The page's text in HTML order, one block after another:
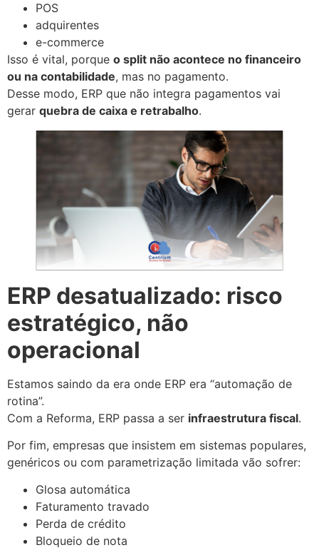
POS
adquirentes
e-commerce
Isso é vital, porque o split não acontece no financeiro
ou na contabilidade, mas no pagamento.
Desse modo, ERP que não integra pagamentos vai
gerar quebra de caixa e retrabalho.
ERP desatualizado: risco
estratégico, não
operacional
Estamos saindo da era onde ERP era “automação de
rotina”.
Com a Reforma, ERP passa a ser infraestrutura fiscal.
Por fim, empresas que insistem em sistemas populares,
genéricos ou com parametrização limitada vão sofrer:
Glosa automática
Faturamento travado
Perda de crédito
Bloqueio de nota